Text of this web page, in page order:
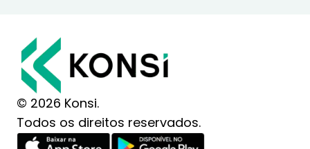
© 2026 Konsi.
Todos os direitos reservados.